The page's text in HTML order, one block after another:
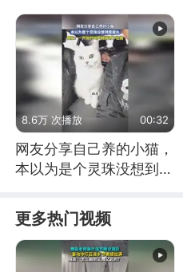
8.6万 次播放 00:32
网友分享自己养的小猫，
本以为是个灵珠没想到是
更多热门视频